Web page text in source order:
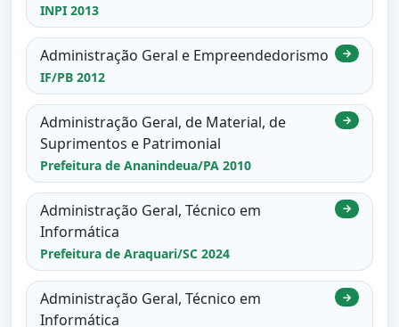
INPI 2013
Administração Geral e Empreendedorismo
IF/PB 2012
→
Administração Geral, de Material, de
Suprimentos e Patrimonial
Prefeitura de Ananindeua/PA 2010
→
Administração Geral, Técnico em
Informática
Prefeitura de Araquari/SC 2024
→
Administração Geral, Técnico em
Informática
→